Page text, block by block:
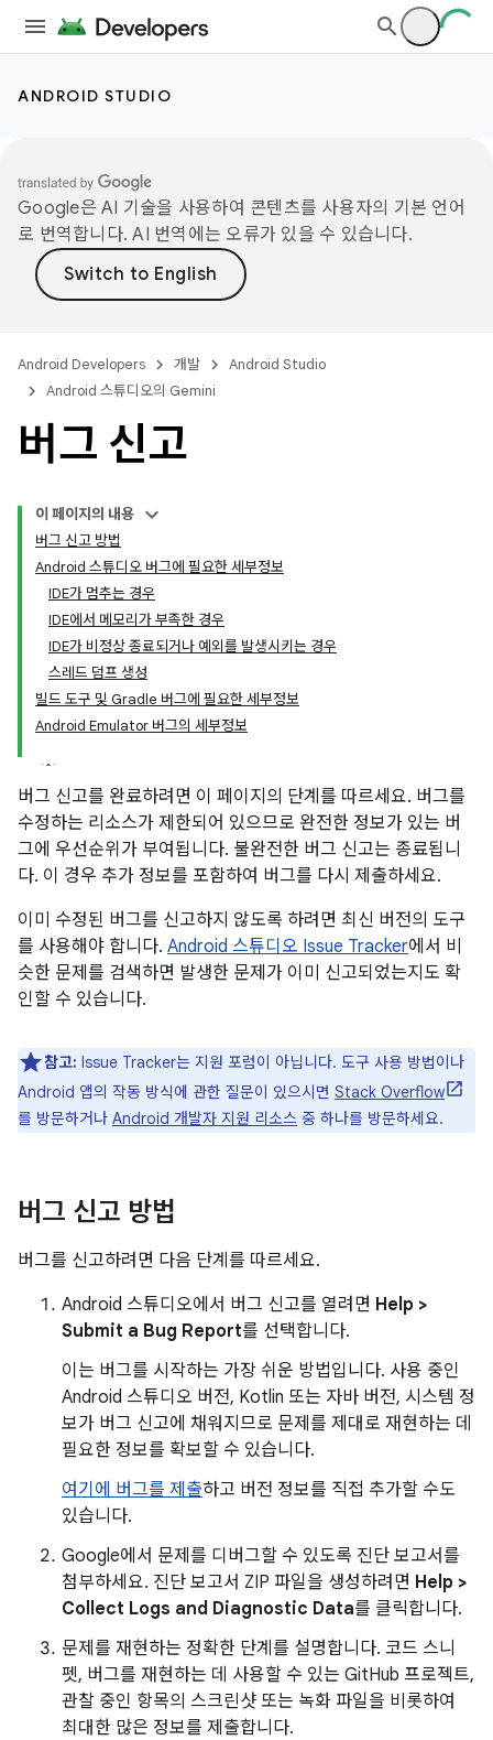
ANDROID STUDIO
Google은 AI 기술을 사용하여 콘텐츠를 사용자의 기본 언어
로 번역합니다. AI 번역에는 오류가 있을 수 있습니다.
Android Developers 개발
Android Studio
Android 스튜디오의 Gemini
버그 신고
이 페이지의 내용
버그 신고 방법
Android 스튜디오 버그에 필요한 세부정보
IDE가 멈추는 경우
IDE에서 메모리가 부족한 경우
IDE가 비정상 종료되거나 예외를 발생시키는 경우
스레드 덤프 생성
빌드 도구 및 Gradle 버그에 필요한 세부정보
Android Emulator 버그의 세부정보
버그 신고를 완료하려면 이 페이지의 단계를 따르세요. 버그를
수정하는 리소스가 제한되어 있으므로 완전한 정보가 있는 버
그에 우선순위가 부여됩니다. 불완전한 버그 신고는 종료됩니
다. 이 경우 추가 정보를 포함하여 버그를 다시 제출하세요.
이미 수정된 버그를 신고하지 않도록 하려면 최신 버전의 도구
를 사용해야 합니다. Android 스튜디오 Issue Tracker에서 비
슷한 문제를 검색하면 발생한 문제가 이미 신고되었는지도 확
인할 수 있습니다.
참고: Issue Tracker는 지원 포럼이 아닙니다. 도구 사용 방법이나
Android 앱의 작동 방식에 관한 질문이 있으시면 Stack Overflow
를 방문하거나 Android 개발자 지원 리소스 중 하나를 방문하세요.
버그 신고 방법
버그를 신고하려면 다음 단계를 따르세요.
Android 스튜디오에서 버그 신고를 열려면 Help >
Submit a Bug Report를 선택합니다.
이는 버그를 시작하는 가장 쉬운 방법입니다. 사용 중인
Android 스튜디오 버전, Kotlin 또는 자바 버전, 시스템 정
보가 버그 신고에 채워지므로 문제를 제대로 재현하는 데
필요한 정보를 확보할 수 있습니다.
여기에 버그를 제출하고 버전 정보를 직접 추가할 수도
있습니다.
Google에서 문제를 디버그할 수 있도록 진단 보고서를
첨부하세요. 진단 보고서 ZIP 파일을 생성하려면 Help >
Collect Logs and Diagnostic Data를 클릭합니다.
문제를 재현하는 정확한 단계를 설명합니다. 코드 스니
펫, 버그를 재현하는 데 사용할 수 있는 GitHub 프로젝트,
관찰 중인 항목의 스크린샷 또는 녹화 파일을 비롯하여
최대한 많은 정보를 제출합니다.